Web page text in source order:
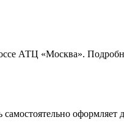
АТЦ «Москва».